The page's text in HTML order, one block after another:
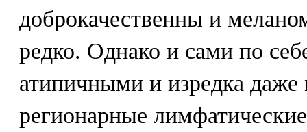
доброкачественны и
редко. Однако и сами по
атипичными и изредка даже
регионарные